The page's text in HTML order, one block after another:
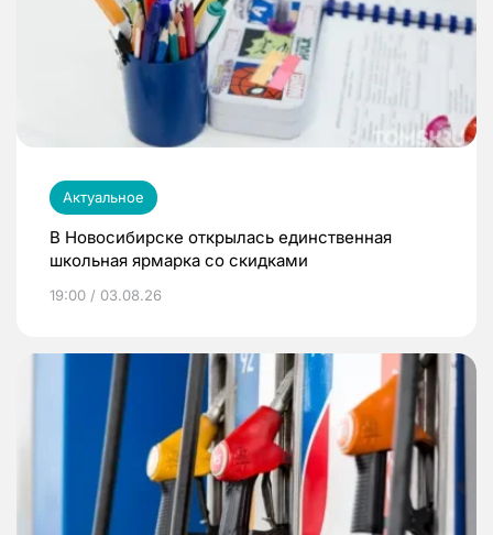
Актуальное
В Новосибирске открылась единственная
школьная ярмарка со скидками
19:00 / 03.08.26